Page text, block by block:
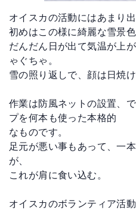
オイスカの活動にはあまり
初めはこの様に綺麗な雪景
だんだん日が出て気温が上
ゃぐちゃ。
雪の照り返しで、顔は日焼け
作業は防風ネットの設置、
プを何本も使った本格的
なものです。
足元が悪い事もあって、一
が、
これが肩に食い込む。
オイスカのボランティア活